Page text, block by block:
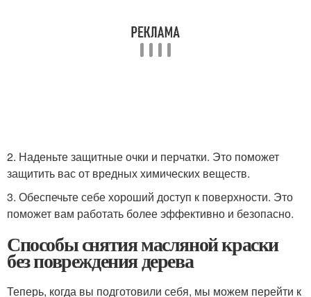
2. Наденьте защитные очки и перчатки. Это поможет
защитить вас от вредных химических веществ.
3. Обеспечьте себе хороший доступ к поверхности. Это
поможет вам работать более эффективно и безопасно.
Способы снятия масляной краски
без повреждения дерева
Теперь, когда вы подготовили себя, мы можем перейти к